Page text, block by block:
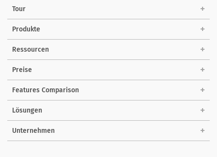
Tour
Produkte
Ressourcen
Preise
Features Comparison
Lösungen
Unternehmen